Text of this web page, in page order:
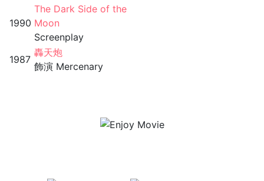
1990
The Dark Side of the
Moon
Screenplay
1987
轟天炮
飾演 Mercenary